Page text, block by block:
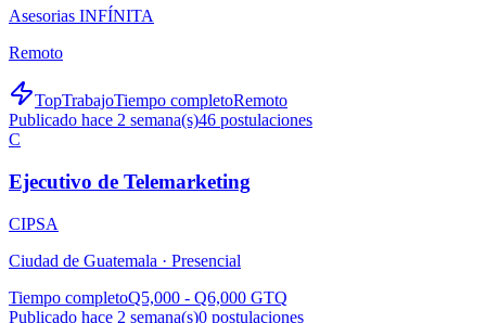
Asesorias INFÍNITA
Remoto
TopTrabajoTiempo completoRemoto
Publicado hace 2 semana(s)46 postulaciones
C
Ejecutivo de Telemarketing
CIPSA
Ciudad de Guatemala · Presencial
Tiempo completoQ5,000 - Q6,000 GTQ
Publicado hace 2 semana(s)0 postulaciones